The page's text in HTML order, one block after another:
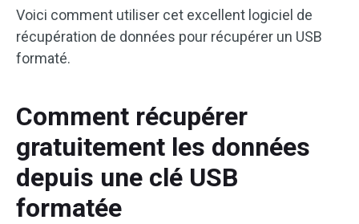
Voici comment utiliser cet excellent logiciel de
récupération de données pour récupérer un USB
formaté.
Comment récupérer
gratuitement les données
depuis une clé USB
formatée